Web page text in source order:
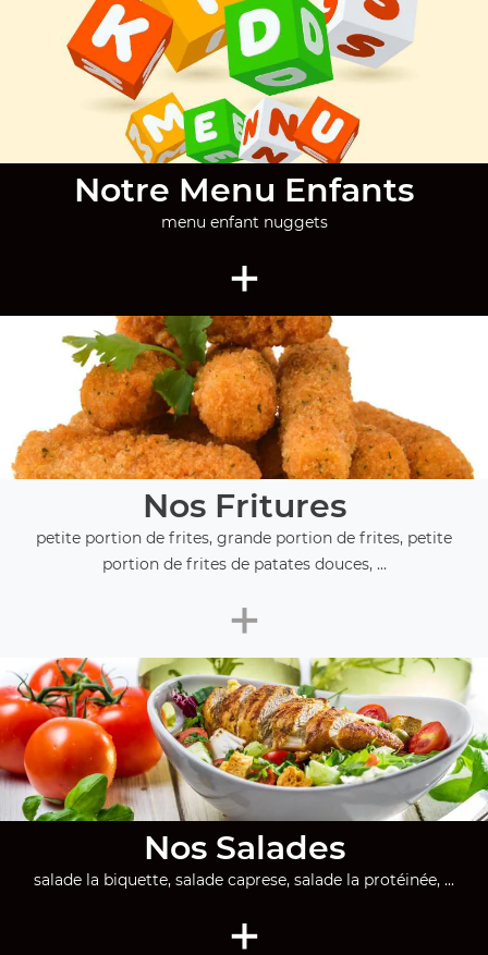
Notre Menu Enfants
menu enfant nuggets
+
Nos Fritures
petite portion de frites, grande portion de frites, petite
portion de frites de patates douces, ...
+
Nos Salades
salade la biquette, salade caprese, salade la protéinée, ...
+